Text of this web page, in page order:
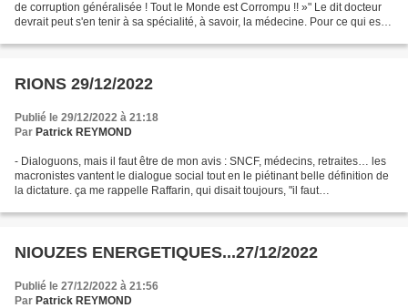
de corruption généralisée ! Tout le Monde est Corrompu !! »" Le dit docteur
devrait peut s'en tenir à sa spécialité, à savoir, la médecine. Pour ce qui est
RIONS 29/12/2022
Publié le 29/12/2022 à 21:18
Par Patrick REYMOND
- Dialoguons, mais il faut être de mon avis : SNCF, médecins, retraites… les
macronistes vantent le dialogue social tout en le piétinant belle définition de
la dictature. ça me rappelle Raffarin, qui disait toujours, "il faut
NIOUZES ENERGETIQUES...27/12/2022
Publié le 27/12/2022 à 21:56
Par Patrick REYMOND